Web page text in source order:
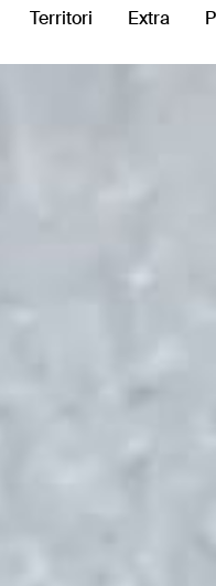
Territori Extra